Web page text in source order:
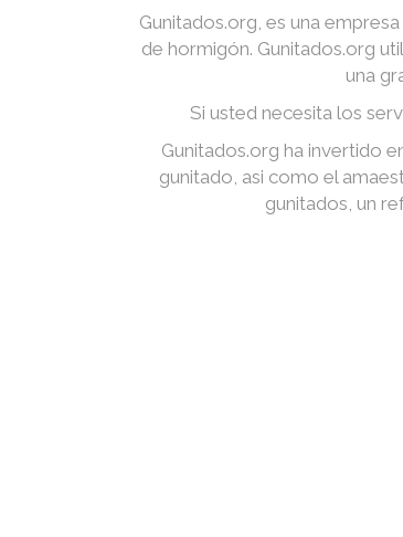
Gunitados.org, es una
de hormigón. Gunitados.org
una
Si usted necesita los
Gunitados.org ha invertido
gunitado, asi como el
gunitados, un